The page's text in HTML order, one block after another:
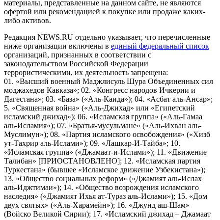
материалы, представленные на данном сайте, не являются
офертой или рекомендацией к покупке или продаже каких-
либо активов.
Редакция NEWS.RU отдельно указывает, что перечисленные
ниже организации включены в единый федеральный список
организаций, признанных в соответствии с
законодательством Российской Федерации
террористическими, их деятельность запрещена:
01. «Высший военный Маджлисуль Шура Объединенных сил
моджахедов Кавказа»; 02. «Конгресс народов Ичкерии и
Дагестана»; 03. «База» («Аль-Каида»); 04. «Асбат аль-Ансар»;
5. «Священная война» («Аль-Джихад» или «Египетский
исламский джихад»); 06. «Исламская группа» («Аль-Гамаа
аль-Исламия»); 07. «Братья-мусульмане» («Аль-Ихван аль-
Муслимун»); 08. «Партия исламского освобождения» («Хизб
ут-Тахрир аль-Ислами»); 09. «Лашкар-И-Тайба»; 10.
«Исламская группа» («Джамаат-и-Ислами»); 11. «Движение
Талибан» [ПРИОСТАНОВЛЕНО]; 12. «Исламская партия
Туркестана» (бывшее «Исламское движение Узбекистана»);
13. «Общество социальных реформ» («Джамият аль-Ислах
аль-Иджтимаи»); 14. «Общество возрождения исламского
наследия» («Джамият Ихья ат-Тураз аль-Ислами»); 15. «Дом
двух святых» («Аль-Харамейн»); 16. «Джунд аш-Шам»
(Войско Великой Сирии); 17. «Исламский джихад – Джамаат